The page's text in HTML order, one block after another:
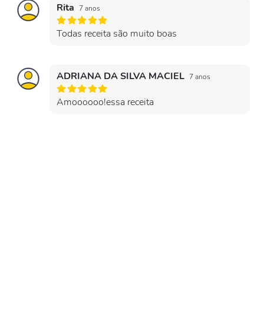
Rita 7 anos
Todas receita são muito boas
ADRIANA DA SILVA MACIEL 7 anos
Amoooooo!essa receita